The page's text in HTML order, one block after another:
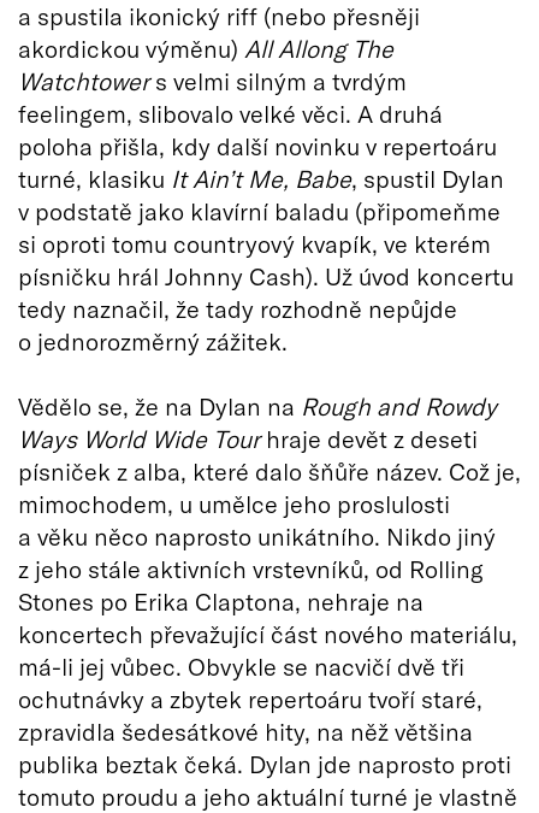
a spustila ikonický riff (nebo přesněji
akordickou výměnu) All Allong The
Watchtowers velmi silným a tvrdým
feelingem, slibovalo velké věci. A druhá
poloha přišla, kdy další novinku v repertoáru
turné, klasiku It Ain’t Me, Babe, spustil Dylan
v podstatě jako klavírní baladu (připomeňme
si oproti tomu countryový kvapík, ve kterém
písničku hrál Johnny Cash). Už úvod koncertu
tedy naznačil, že tady rozhodně nepůjde
o jednorozměrný zážitek.
Vědělo se, že na Dylan na Rough and Rowdy
Ways World Wide Tourhraje devět z deseti
písniček z alba, které dalo šňůře název. Což je,
mimochodem, u umělce jeho proslulosti
a věku něco naprosto unikátního. Nikdo jiný
z jeho stále aktivních vrstevníků, od Rolling
Stones po Erika Claptona, nehraje na
koncertech převažující část nového materiálu,
má-li jej vůbec. Obvykle se nacvičí dvě tři
ochutnávky a zbytek repertoáru tvoří staré,
zpravidla šedesátkové hity, na něž většina
publika beztak čeká. Dylan jde naprosto proti
tomuto proudu a jeho aktuální turné je vlastně